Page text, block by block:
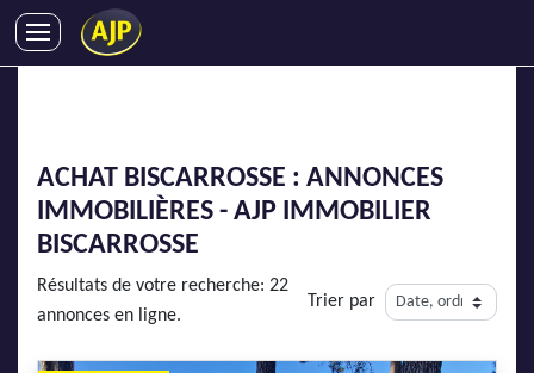
GESTION LOCATIVE
SYNDIC
IMMOBILIER NEUF
ACHAT BISCARROSSE : ANNONCES
IMMOBILIÈRES - AJP IMMOBILIER
BISCARROSSE
Résultats de votre recherche: 22
annonces en ligne.
Trier par